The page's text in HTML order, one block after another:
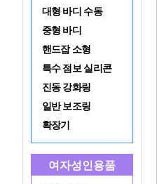
대형 바디 수동
중형 바디
핸드잡 소형
특수 점보 실리콘
진동 강화링
일반 보조링
확장기
여자성인용품